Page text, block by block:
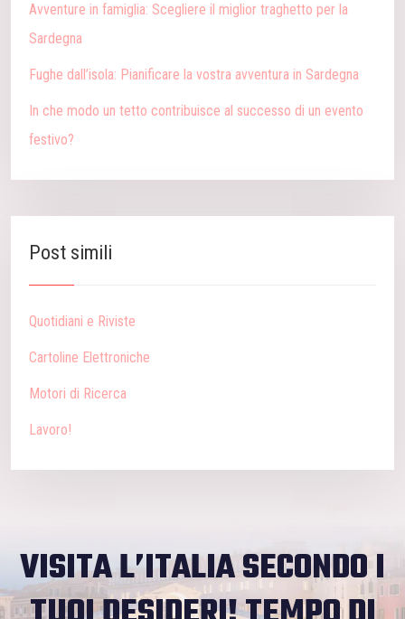
Avventure in famiglia: Scegliere il miglior traghetto per la
Sardegna
Fughe dall’isola: Pianificare la vostra avventura in Sardegna
In che modo un tetto contribuisce al successo di un evento
festivo?
Post simili
Quotidiani e Riviste
Cartoline Elettroniche
Motori di Ricerca
Lavoro!
VISITA L’ITALIA SECONDO I